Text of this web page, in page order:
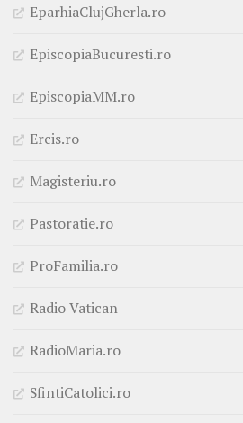
EparhiaClujGherla.ro
EpiscopiaBucuresti.ro
EpiscopiaMM.ro
Ercis.ro
Magisteriu.ro
Pastoratie.ro
ProFamilia.ro
Radio Vatican
RadioMaria.ro
SfintiCatolici.ro